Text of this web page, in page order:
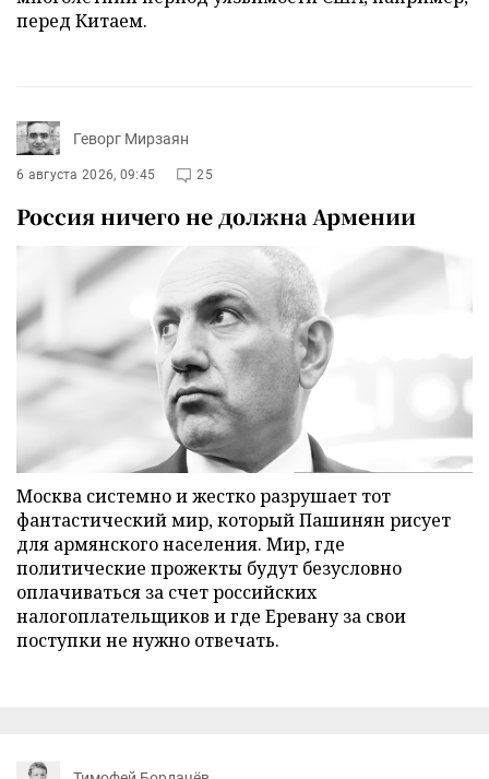
перед Китаем.
Геворг Мирзаян
6 августа 2026, 09:45 25
Россия ничего не должна Армении
Москва системно и жестко разрушает тот
фантастический мир, который Пашинян рисует
для армянского населения. Мир, где
политические прожекты будут безусловно
оплачиваться за счет российских
налогоплательщиков и где Еревану за свои
поступки не нужно отвечать.